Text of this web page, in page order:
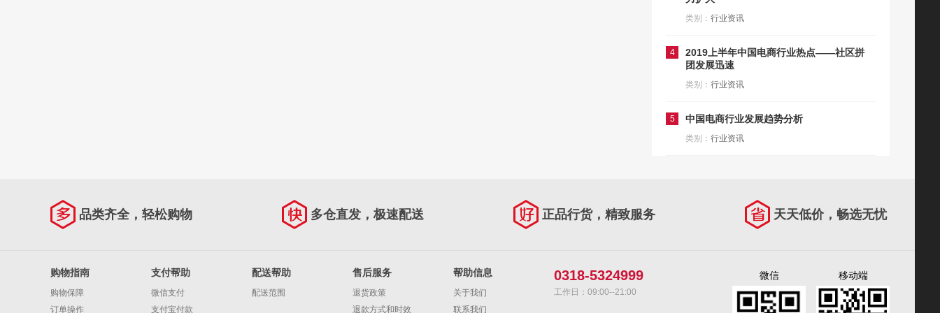
类别： 行业资讯
4
2019上半年中国电商行业热点——社区拼
团发展迅速
类别： 行业资讯
5 中国电商行业发展趋势分析
类别： 行业资讯
品类齐全，轻松购物 多仓直发，极速配送 正品行货，精致服务 天天低价，畅选无忧
购物指南
购物保障
订单操作
支付帮助
微信支付
支付宝付款
配送帮助
配送范围
售后服务
退货政策
退款方式和时效
帮助信息
关于我们
联系我们
0318-5324999
工作日：09:00--21:00
微信 移动端